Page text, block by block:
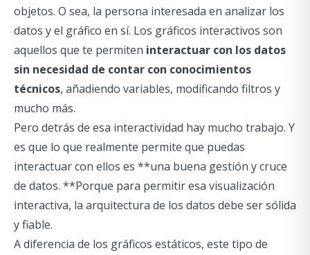
objetos. O sea, la persona interesada en analizar los
datos y el gráfico en sí. Los gráficos interactivos son
aquellos que te permiten interactuar con los datos
sin necesidad de contar con conocimientos
técnicos, añadiendo variables, modificando filtros y
mucho más.
Pero detrás de esa interactividad hay mucho trabajo. Y
es que lo que realmente permite que puedas
interactuar con ellos es **una buena gestión y cruce
de datos. **Porque para permitir esa visualización
interactiva, la arquitectura de los datos debe ser sólida
y fiable.
A diferencia de los gráficos estáticos, este tipo de